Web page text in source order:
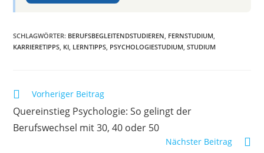
SCHLAGWÖRTER: BERUFSBEGLEITENDSTUDIEREN FERNSTUDIUM
KARRIERETIPPS KI LERNTIPPS PSYCHOLOGIESTUDIUM STUDIUM
Weitere
ansehen
Vorheriger Beitrag
Quereinstieg Psychologie: So gelingt der
Berufswechsel mit 30, 40 oder 50
Nächster Beitrag